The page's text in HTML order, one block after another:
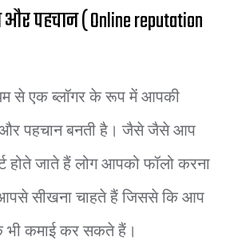
और पहचान ( Online reputation
से एक ब्लॉगर के रूप में आपकी
और पहचान बनती है। जैसे जैसे आप
होते जाते हैं लोग आपको फॉलो करना
सीखना चाहते हैं जिससे कि आप
भी कमाई कर सकते हैं।